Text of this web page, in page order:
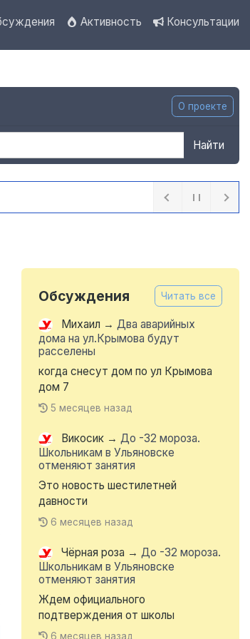
Активность Консультации
О проекте
Найти
Обсуждения Читать все
Михаил → Два аварийных
дома на ул.Крымова будут
расселены
когда снесут дом по ул Крымова
дом 7
5 месяцев назад
Викосик → До -32 мороза.
Школьникам в Ульяновске
отменяют занятия
Это новость шестилетней
давности
6 месяцев назад
Чёрная роза → До -32 мороза.
Школьникам в Ульяновске
отменяют занятия
Ждем официального
подтверждения от школы
6 месяцев назад